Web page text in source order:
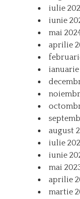
iulie
iunie
mai
aprilie
ianuarie
august
iulie
iunie
mai
aprilie
martie